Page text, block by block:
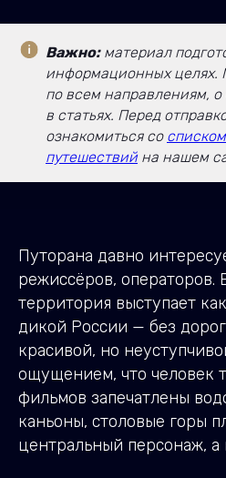
Важно:материал
информационных целях.
по всем направлениям,
в статьях. Перед
ознакомиться со
путешествийна нашем
Путорана давно
режиссёров, операторов.
территория выступает
дикой России — без
красивой, но
ощущением, что человек
фильмов запечатлены
каньоны, столовые горы
центральный персонаж, а